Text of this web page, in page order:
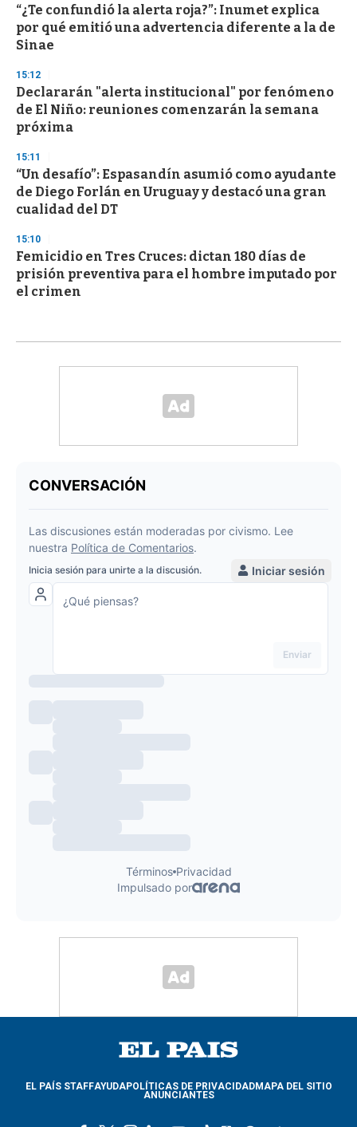
“¿Te confundió la alerta roja?”: Inumet explica
por qué emitió una advertencia diferente a la de
Sinae
15:12
Declararán "alerta institucional" por fenómeno
de El Niño: reuniones comenzarán la semana
próxima
15:11
“Un desafío”: Espasandín asumió como ayudante
de Diego Forlán en Uruguay y destacó una gran
cualidad del DT
15:10
Femicidio en Tres Cruces: dictan 180 días de
prisión preventiva para el hombre imputado por
el crimen
EL PAÍS STAFFAYUDAPOLÍTICAS DE PRIVACIDADMAPA DEL SITIO
ANUNCIANTES